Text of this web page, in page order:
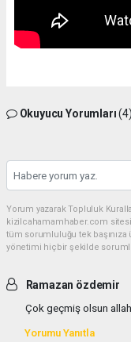
Okuyucu Yorumları(4)
Yorum yazarak Topluluk
kizilcahamamhaber.com
tüm sorumluluğu tek
yönetimi hiçbir şekilde
Ramazan özdemir
Çok geçmiş olsun
Yorumu Yanıtla